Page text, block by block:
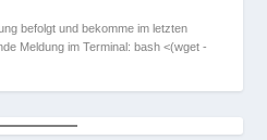
befolgt und bekomme im letzten
Meldung im Terminal: bash <(wget -